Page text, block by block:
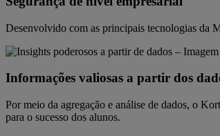
Desenvolvido com as principais tecnologias da
Informações valiosas a partir dos
Por meio da agregação e análise de dados, o
para o sucesso dos alunos.